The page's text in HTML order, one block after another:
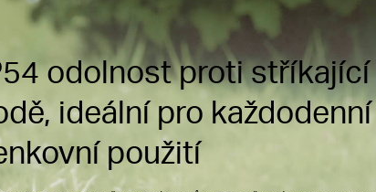
stříkající vodě